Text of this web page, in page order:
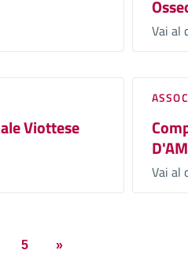
Vai al
Viottese
Vai al
5 »